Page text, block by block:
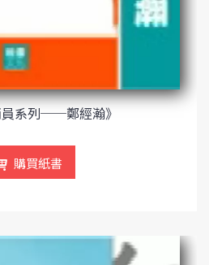
員系列──鄭經瀚》
購買紙書